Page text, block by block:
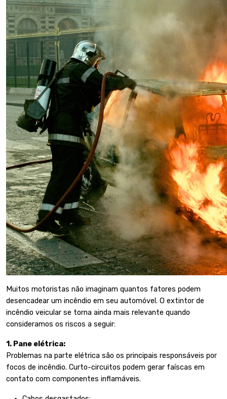
Muitos motoristas não imaginam quantos fatores podem
desencadear um incêndio em seu automóvel. O extintor de
incêndio veicular se torna ainda mais relevante quando
consideramos os riscos a seguir:
1. Pane elétrica:
Problemas na parte elétrica são os principais responsáveis por
focos de incêndio. Curto-circuitos podem gerar faíscas em
contato com componentes inflamáveis.